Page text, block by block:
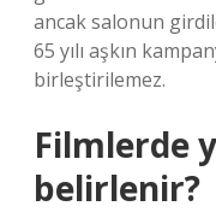
ancak salonun
65 yılı aşkın
birleştirilemez.
Filmlerde
belirlenir?